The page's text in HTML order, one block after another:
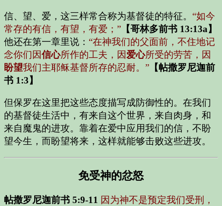
信、望、爱，这三样常合称为基督徒的特征。 “如今
常存的有信，有望，有爱；” 【哥林多前书 13:13a】
他还在第一章里说： “在神我们的父面前，不住地记
念你们因信心所作的工夫，因爱心所受的劳苦，因
盼望我们主耶稣基督所存的忍耐。” 【帖撒罗尼迦前
书 1:3】
但保罗在这里把这些态度描写成防御性的。在我们
的基督徒生活中，有来自这个世界，来自肉身，和
来自魔鬼的进攻。靠着在爱中应用我们的信，不盼
望今生，而盼望将来，这样就能够击败这些进攻。
免受神的忿怒
帖撒罗尼迦前书 5:9-11 因为神不是预定我们受刑，